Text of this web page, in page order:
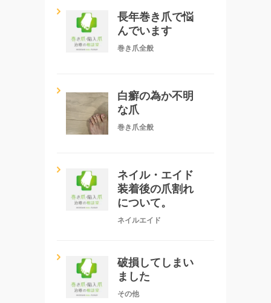
長年巻き爪で悩
んでいます
巻き爪全般
白癬の為か不明
な爪
巻き爪全般
ネイル・エイド
装着後の爪割れ
について。
ネイルエイド
破損してしまい
ました
その他